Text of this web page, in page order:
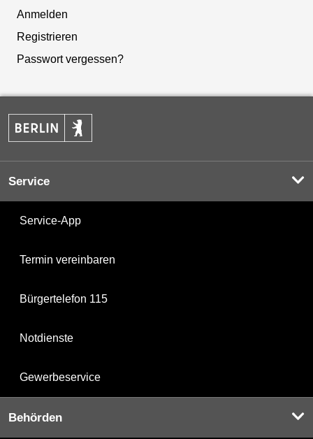
Anmelden
Registrieren
Passwort vergessen?
Service
Service-App
Termin vereinbaren
Bürgertelefon 115
Notdienste
Gewerbeservice
Behörden